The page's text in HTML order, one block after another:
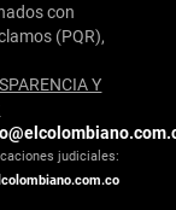
con
(PQR),
Y
judiciales: